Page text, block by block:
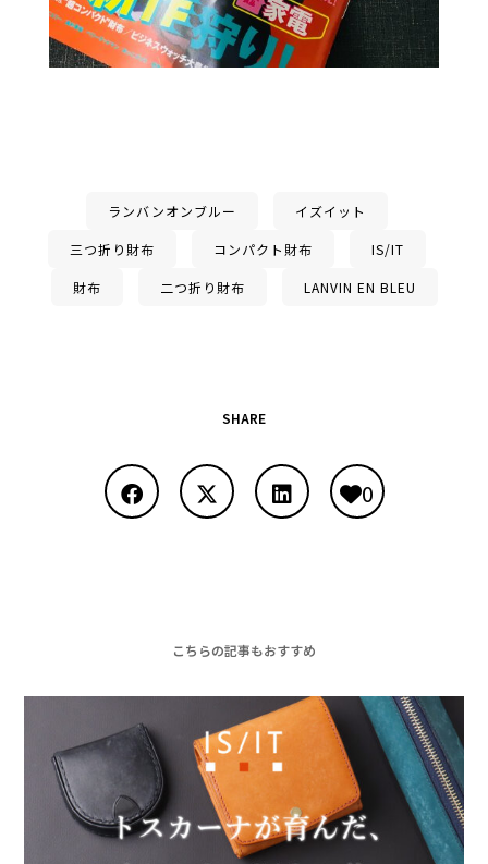
ランバンオンブルー イズイット
三つ折り財布 コンパクト財布 IS/IT
財布 二つ折り財布 LANVIN EN BLEU
SHARE
0
こちらの記事もおすすめ